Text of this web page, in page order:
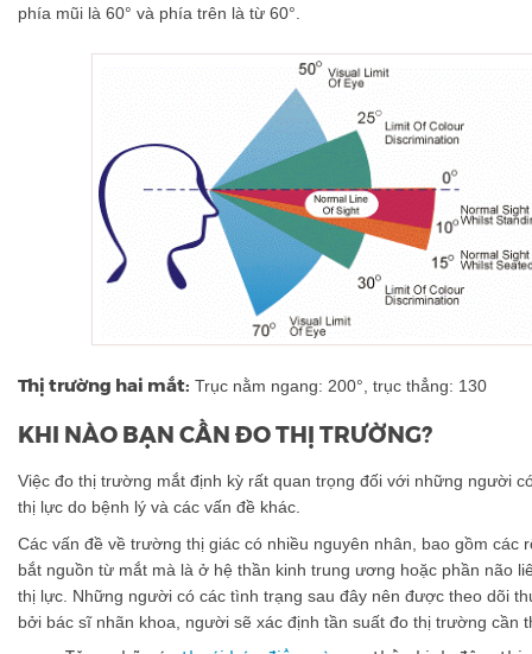
phía mũi là 60° và phía trên là từ 60°.
Thị trường hai mắt: Trục nằm ngang: 200°, trục thẳng: 130
KHI NÀO BẠN CẦN ĐO THỊ TRƯỜNG?
Việc đo thị trường mắt định kỳ rất quan trọng đối với những người
thị lực do bệnh lý và các vấn đề khác.
Các vấn đề về trường thị giác có nhiều nguyên nhân, bao gồm các
bắt nguồn từ mắt mà là ở hệ thần kinh trung ương hoặc phần não
thị lực. Những người có các tình trạng sau đây nên được theo dõi
bởi bác sĩ nhãn khoa, người sẽ xác định tần suất đo thị trường cần